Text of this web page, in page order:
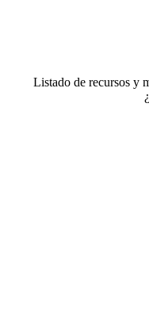
Listado de recursos y